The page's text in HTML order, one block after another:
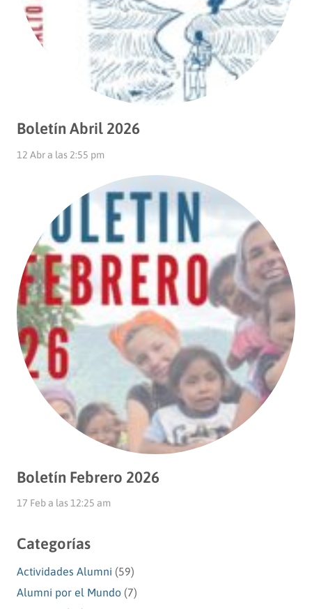
Boletín Abril 2026
12 Abr a las 2:55 pm
Boletín Febrero 2026
17 Feb a las 12:25 am
Categorías
Actividades Alumni (59)
Alumni por el Mundo (7)